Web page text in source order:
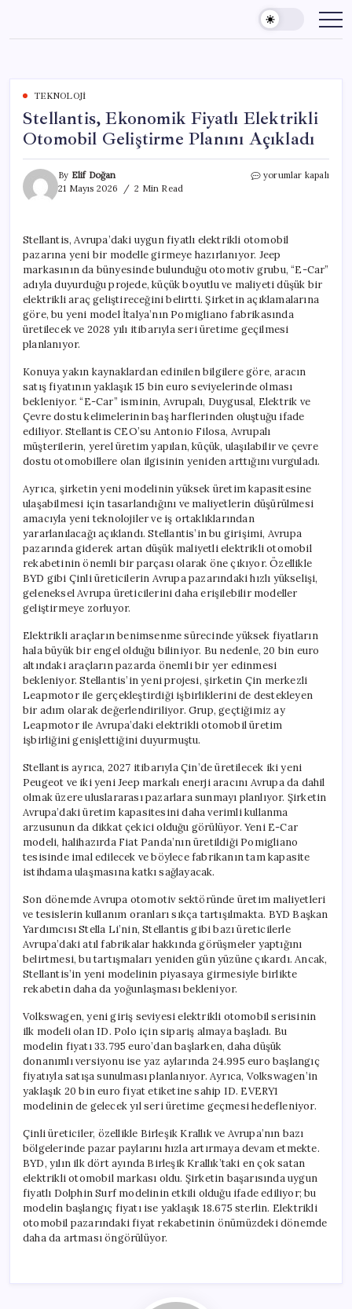
content
TEKNOLOJI
Stellantis, Ekonomik Fiyatlı Elektrikli
Otomobil Geliştirme Planını Açıkladı
By Elif Doğan
21 Mayıs 2026
2 Min Read
Stellantis,
Geliştirme
Planını
Açıkladı
için
yorumlar kapalı
Stellantis, Avrupa’daki uygun fiyatlı elektrikli otomobil
pazarına yeni bir modelle girmeye hazırlanıyor. Jeep
markasının da bünyesinde bulunduğu otomotiv grubu, “E-Car”
adıyla duyurduğu projede, küçük boyutlu ve maliyeti düşük bir
elektrikli araç geliştireceğini belirtti. Şirketin açıklamalarına
göre, bu yeni model İtalya’nın Pomigliano fabrikasında
üretilecek ve 2028 yılı itibarıyla seri üretime geçilmesi
planlanıyor.
Konuya yakın kaynaklardan edinilen bilgilere göre, aracın
satış fiyatının yaklaşık 15 bin euro seviyelerinde olması
bekleniyor. “E-Car” isminin, Avrupalı, Duygusal, Elektrik ve
Çevre dostu kelimelerinin baş harflerinden oluştuğu ifade
ediliyor. Stellantis CEO’su Antonio Filosa, Avrupalı
müşterilerin, yerel üretim yapılan, küçük, ulaşılabilir ve çevre
dostu otomobillere olan ilgisinin yeniden arttığını vurguladı.
Ayrıca, şirketin yeni modelinin yüksek üretim kapasitesine
ulaşabilmesi için tasarlandığını ve maliyetlerin düşürülmesi
amacıyla yeni teknolojiler ve iş ortaklıklarından
yararlanılacağı açıklandı. Stellantis’in bu girişimi, Avrupa
pazarında giderek artan düşük maliyetli elektrikli otomobil
rekabetinin önemli bir parçası olarak öne çıkıyor. Özellikle
BYD gibi Çinli üreticilerin Avrupa pazarındaki hızlı yükselişi,
geleneksel Avrupa üreticilerini daha erişilebilir modeller
geliştirmeye zorluyor.
Elektrikli araçların benimsenme sürecinde yüksek fiyatların
hala büyük bir engel olduğu biliniyor. Bu nedenle, 20 bin euro
altındaki araçların pazarda önemli bir yer edinmesi
bekleniyor. Stellantis’in yeni projesi, şirketin Çin merkezli
Leapmotor ile gerçekleştirdiği işbirliklerini de destekleyen
bir adım olarak değerlendiriliyor. Grup, geçtiğimiz ay
Leapmotor ile Avrupa’daki elektrikli otomobil üretim
işbirliğini genişlettiğini duyurmuştu.
Stellantis ayrıca, 2027 itibarıyla Çin’de üretilecek iki yeni
Peugeot ve iki yeni Jeep markalı enerji aracını Avrupa da dahil
olmak üzere uluslararası pazarlara sunmayı planlıyor. Şirketin
Avrupa’daki üretim kapasitesini daha verimli kullanma
arzusunun da dikkat çekici olduğu görülüyor. Yeni E-Car
modeli, halihazırda Fiat Panda’nın üretildiği Pomigliano
tesisinde imal edilecek ve böylece fabrikanın tam kapasite
istihdama ulaşmasına katkı sağlayacak.
Son dönemde Avrupa otomotiv sektöründe üretim maliyetleri
ve tesislerin kullanım oranları sıkça tartışılmakta. BYD Başkan
Yardımcısı Stella Li’nin, Stellantis gibi bazı üreticilerle
Avrupa’daki atıl fabrikalar hakkında görüşmeler yaptığını
belirtmesi, bu tartışmaları yeniden gün yüzüne çıkardı. Ancak,
Stellantis’in yeni modelinin piyasaya girmesiyle birlikte
rekabetin daha da yoğunlaşması bekleniyor.
Volkswagen, yeni giriş seviyesi elektrikli otomobil serisinin
ilk modeli olan ID. Polo için sipariş almaya başladı. Bu
modelin fiyatı 33.795 euro’dan başlarken, daha düşük
donanımlı versiyonu ise yaz aylarında 24.995 euro başlangıç
fiyatıyla satışa sunulması planlanıyor. Ayrıca, Volkswagen’in
yaklaşık 20 bin euro fiyat etiketine sahip ID. EVERY1
modelinin de gelecek yıl seri üretime geçmesi hedefleniyor.
Çinli üreticiler, özellikle Birleşik Krallık ve Avrupa’nın bazı
bölgelerinde pazar paylarını hızla artırmaya devam etmekte.
BYD, yılın ilk dört ayında Birleşik Krallık’taki en çok satan
elektrikli otomobil markası oldu. Şirketin başarısında uygun
fiyatlı Dolphin Surf modelinin etkili olduğu ifade ediliyor; bu
modelin başlangıç fiyatı ise yaklaşık 18.675 sterlin. Elektrikli
otomobil pazarındaki fiyat rekabetinin önümüzdeki dönemde
daha da artması öngörülüyor.